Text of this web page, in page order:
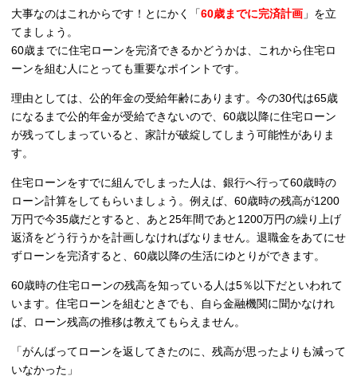
大事なのはこれからです！とにかく「60歳までに完済計画 」を立
てましょう。
60歳までに住宅ローンを完済できるかどうかは、これから住宅ロ
ーンを組む人にとっても重要なポイントです。
理由としては、公的年金の受給年齢にあります。今の30代は65歳
になるまで公的年金が受給できないので、60歳以降に住宅ローン
が残ってしまっていると、家計が破綻してしまう可能性がありま
す。
住宅ローンをすでに組んでしまった人は、銀行へ行って60歳時の
ローン計算をしてもらいましょう。例えば、60歳時の残高が1200
万円で今35歳だとすると、あと25年間であと1200万円の繰り上げ
返済をどう行うかを計画しなければなりません。退職金をあてにせ
ずローンを完済すると、60歳以降の生活にゆとりができます。
60歳時の住宅ローンの残高を知っている人は5％以下だといわれて
います。住宅ローンを組むときでも、自ら金融機関に聞かなけれ
ば、ローン残高の推移は教えてもらえません。
「がんばってローンを返してきたのに、残高が思ったよりも減って
いなかった」